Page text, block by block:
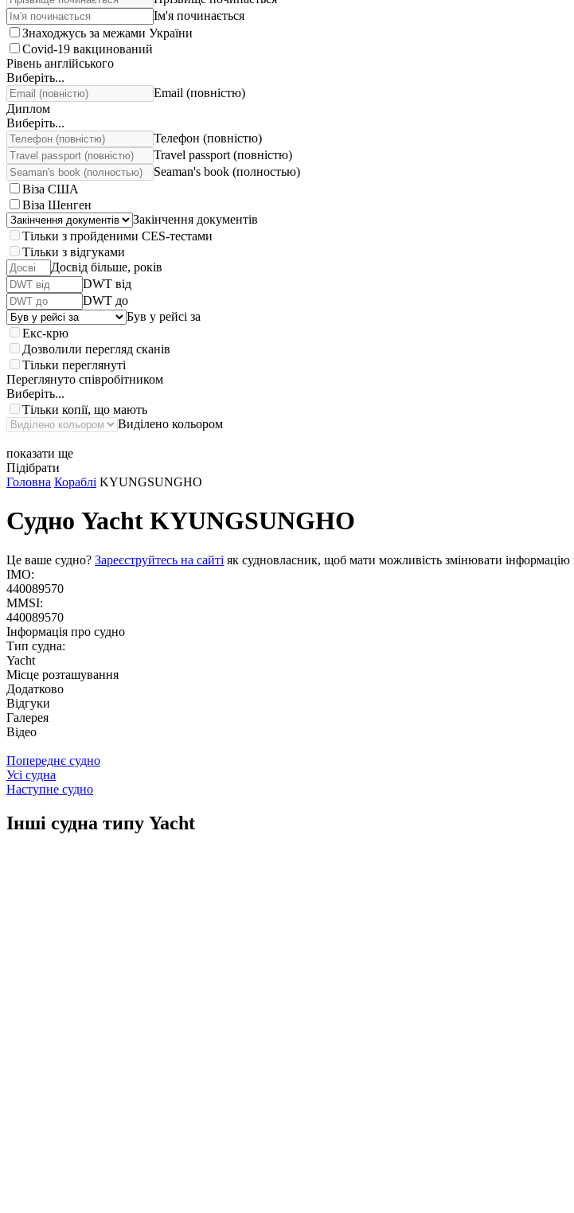
Ім'я починається
Знаходжусь за межами України
Covid-19 вакцинований
Рівень англійського
Виберіть...
Email (повністю)
Диплом
Виберіть...
Телефон (повністю)
Travel passport (повністю)
Seaman's book (полностью)
Віза США
Віза Шенген
Закінчення документів
Тільки з пройденими CES-тестами
Тільки з відгуками
Досвід більше, років
DWT від
DWT до
Був у рейсі за
Екс-крю
Дозволили перегляд сканів
Тільки переглянуті
Переглянуто співробітником
Виберіть...
Тільки копії, що мають
Виділено кольором
показати ще
Підібрати
Головна Кораблі KYUNGSUNGHO
Судно Yacht KYUNGSUNGHO
Це ваше судно? Зареєструйтесь на сайті як судновласник, щоб мати можливість змінювати інформацію
IMO:
440089570
MMSI:
440089570
Інформація про судно
Тип судна:
Yacht
Місце розташування
Додатково
Відгуки
Галерея
Відео
Попереднє судно
Усі судна
Наступне судно
Інші судна типу Yacht